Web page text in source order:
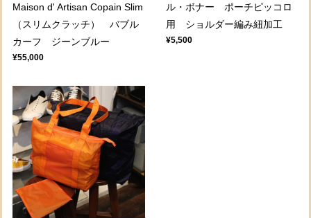
Maison d' Artisan Copain Slim
（スリムクラッチ） バブル
カーフ ジーンブルー
¥55,000
ル・ボナー ポーチピッコロ
用 ショルダー編み紐加工
¥5,500